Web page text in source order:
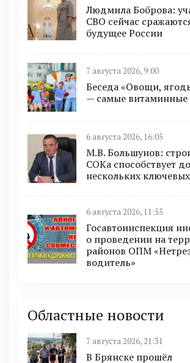
Людмила Боброва:
СВО сейчас
будущее России
7 августа 2026, 9:00
Беседа «Овощи,
— самые витаминные
6 августа 2026, 16:05
М.В. Большунов:
СОКа способствует
нескольких
6 августа 2026, 11:55
Госавтоинспекция
о проведении на
районов ОПМ
водитель»
Областные новости
7 августа 2026, 21:31
В Брянске прошёл